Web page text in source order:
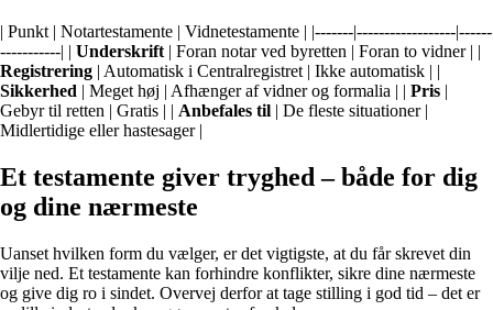
| Punkt | Notartestamente | Vidnetestamente | |-------|------------------|------
-----------| | Underskrift | Foran notar ved byretten | Foran to vidner | |
Registrering | Automatisk i Centralregistret | Ikke automatisk | |
Sikkerhed | Meget høj | Afhænger af vidner og formalia | | Pris |
Gebyr til retten | Gratis | | Anbefales til | De fleste situationer |
Midlertidige eller hastesager |
Et testamente giver tryghed – både for dig
og dine nærmeste
Uanset hvilken form du vælger, er det vigtigste, at du får skrevet din
vilje ned. Et testamente kan forhindre konflikter, sikre dine nærmeste
og give dig ro i sindet. Overvej derfor at tage stilling i god tid – det er